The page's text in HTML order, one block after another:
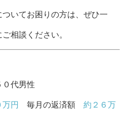
いてお困りの方は、ぜひ一
相談ください。
０代男性
円 毎月の返済額 約２６万